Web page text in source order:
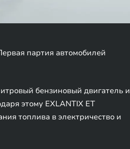
партия автомобилей
бензиновый двигатель и
этому EXLANTIX ET
топлива в электричество и